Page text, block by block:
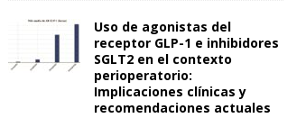
Uso de agonistas del
receptor GLP-1 e inhibidores
SGLT2 en el contexto
perioperatorio:
Implicaciones clínicas y
recomendaciones actuales